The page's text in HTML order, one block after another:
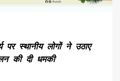
पर स्थानीय लोगों ने उठाए
की दी धमकी